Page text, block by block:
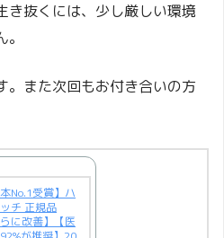
き抜くには、少し厳しい環境
。また次回もお付き合いの方
本No.1受賞】ハ
チ 正規品
らに改善】【医